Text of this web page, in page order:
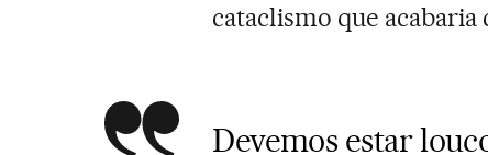
cataclismo que
Devemos estar